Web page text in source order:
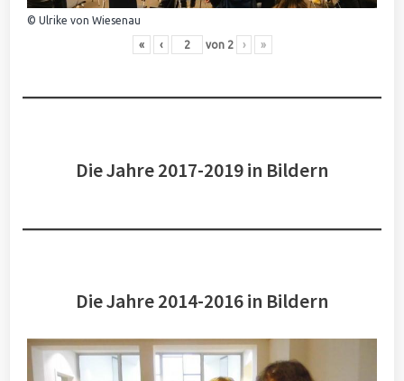
© Ulrike von Wiesenau
« ‹ von 2 › »
Die Jahre 2017-2019 in Bildern
Die Jahre 2014-2016 in Bildern